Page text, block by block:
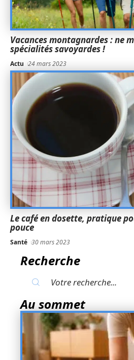
Vacances montagnardes : ne
spécialités savoyardes !
Actu 24 mars 2023
Le café en dosette, pratique
pouce
Santé 30 mars 2023
Recherche
Au sommet